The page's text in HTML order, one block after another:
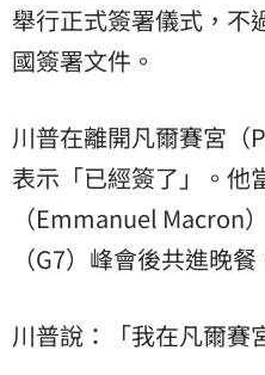
舉行正式簽署儀式，不
國簽署文件。
川普在離開凡爾賽宮（
表示「已經簽了」。他
（Emmanuel Macron
（G7）峰會後共進晚餐
川普說：「我在凡爾賽